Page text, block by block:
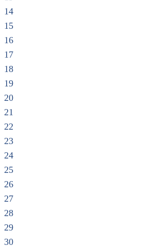
14
15
16
17
18
19
20
21
22
23
24
25
26
27
28
29
30